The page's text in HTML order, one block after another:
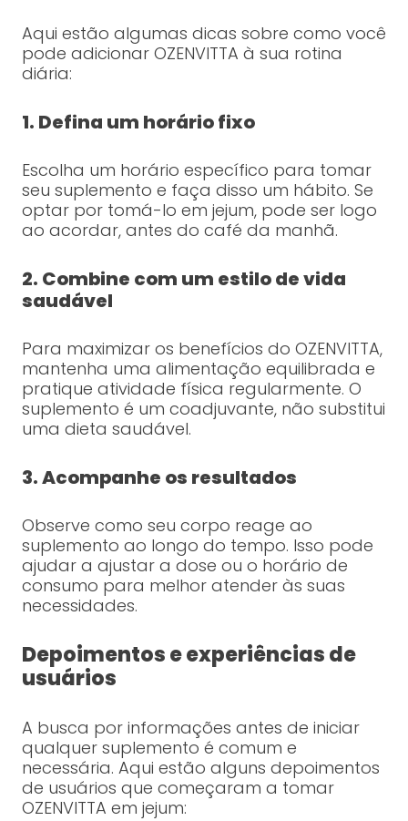
Aqui estão algumas dicas sobre como você
pode adicionar OZENVITTA à sua rotina
diária:
1. Defina um horário fixo
Escolha um horário específico para tomar
seu suplemento e faça disso um hábito. Se
optar por tomá-lo em jejum, pode ser logo
ao acordar, antes do café da manhã.
2. Combine com um estilo de vida
saudável
Para maximizar os benefícios do OZENVITTA,
mantenha uma alimentação equilibrada e
pratique atividade física regularmente. O
suplemento é um coadjuvante, não substitui
uma dieta saudável.
3. Acompanhe os resultados
Observe como seu corpo reage ao
suplemento ao longo do tempo. Isso pode
ajudar a ajustar a dose ou o horário de
consumo para melhor atender às suas
necessidades.
Depoimentos e experiências de
usuários
A busca por informações antes de iniciar
qualquer suplemento é comum e
necessária. Aqui estão alguns depoimentos
de usuários que começaram a tomar
OZENVITTA em jejum: